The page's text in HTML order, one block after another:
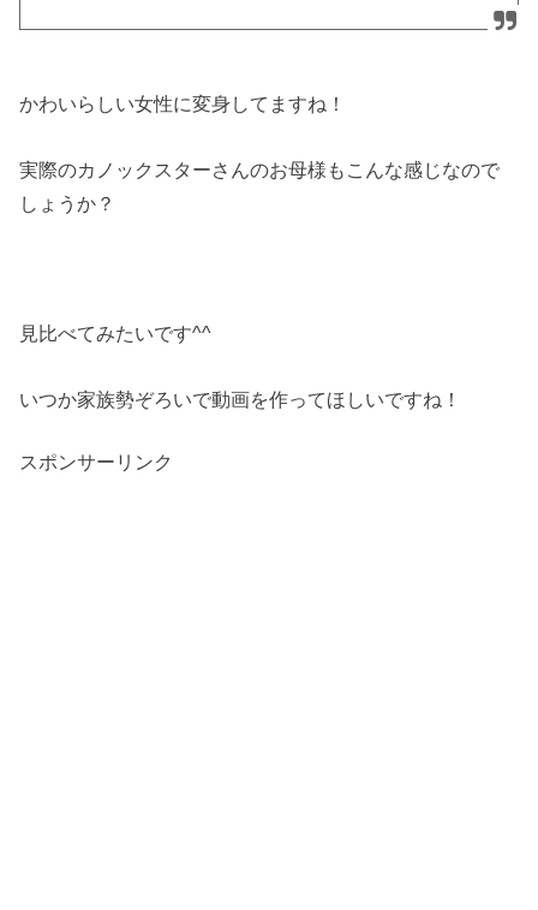
かわいらしい女性に変身してますね！
実際のカノックスターさんのお母様もこんな感じなので
しょうか？
見比べてみたいです^^
いつか家族勢ぞろいで動画を作ってほしいですね！
スポンサーリンク